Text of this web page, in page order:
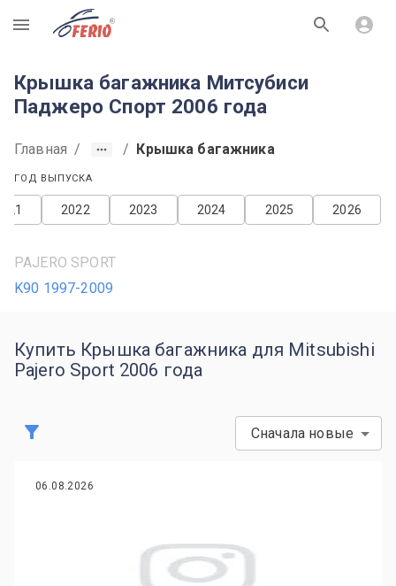
R
Крышка багажника Митсубиси
Паджеро Спорт 2006 года
Главная / / Крышка багажника
ГОД ВЫПУСКА
2026
2025
2024
2023
2022
PAJERO SPORT
K90 1997-2009
Купить Крышка багажника для Mitsubishi
Pajero Sport 2006 года
Сначала новые
06.08.2026